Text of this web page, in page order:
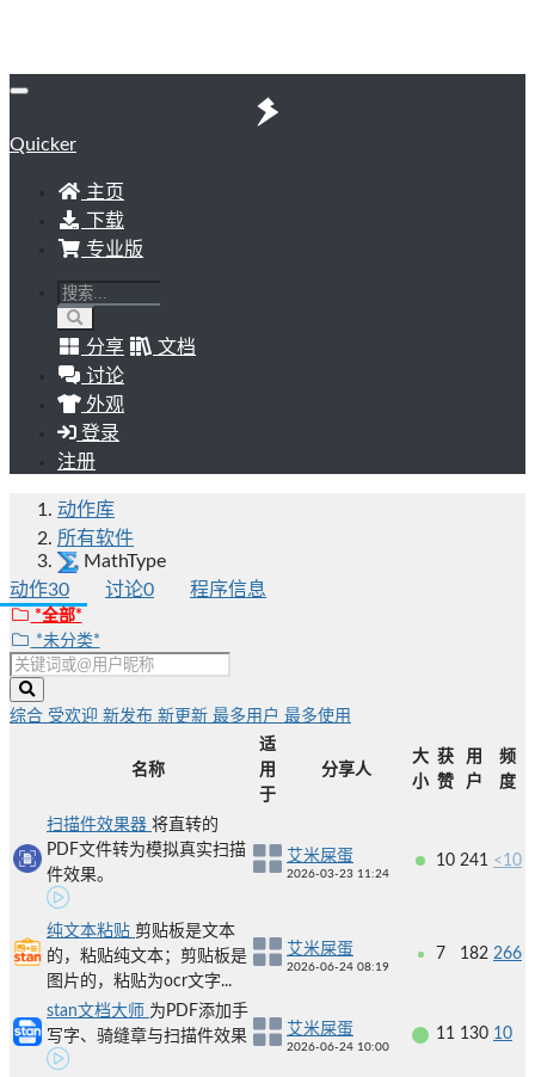
Quicker
主页
下载
专业版
分享
文档
讨论
外观
登录
注册
动作库
所有软件
MathType
动作30 讨论0 程序信息
*全部*
*未分类*
综合 受欢迎 新发布 新更新 最多用户 最多使用
名称
适
用
于
分享人
大
小
获
赞
用
户
频
度
扫描件效果器 将直转的
PDF文件转为模拟真实扫描
件效果。
艾米屎蛋
2026-03-23 11:24
10 241 <10
纯文本粘贴 剪贴板是文本
的，粘贴纯文本；剪贴板是
图片的，粘贴为ocr文字...
艾米屎蛋
2026-06-24 08:19
7 182 266
stan文档大师 为PDF添加手
写字、骑缝章与扫描件效果
艾米屎蛋
2026-06-24 10:00
11 130 10